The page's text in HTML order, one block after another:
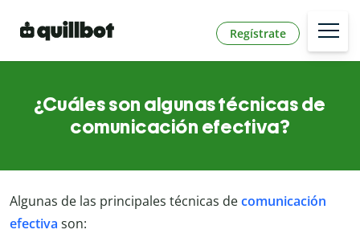
Regístrate
¿Cuáles son algunas técnicas de
comunicación efectiva?
Algunas de las principales técnicas decomunicación
efectiva son: